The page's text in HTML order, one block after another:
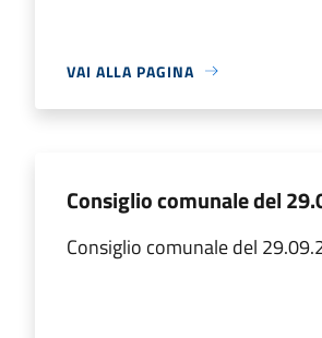
VAI ALLA PAGINA
Consiglio comunale del
Consiglio comunale del